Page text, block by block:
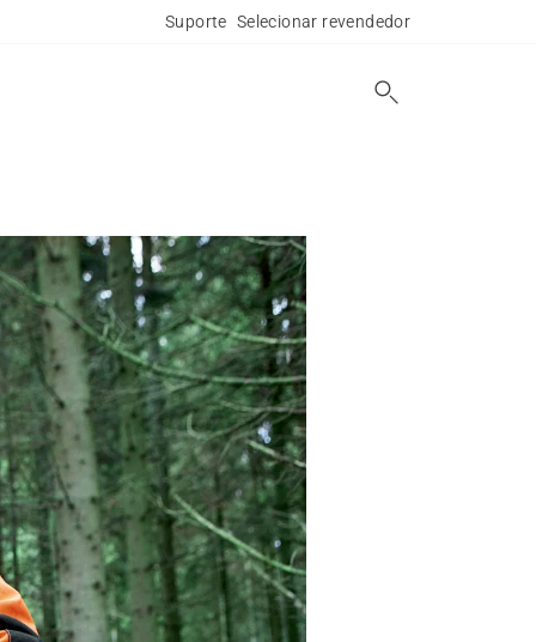
Suporte Selecionar revendedor